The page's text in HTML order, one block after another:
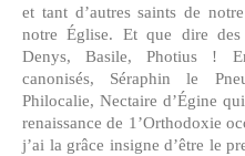
et tant d’autres saints de
notre Église. Et que dire
Denys, Basile, Photius !
canonisés, Séraphin le
Philocalie, Nectaire d’Égine
renaissance de 1’Orthodoxie
j’ai la grâce insigne d’être le